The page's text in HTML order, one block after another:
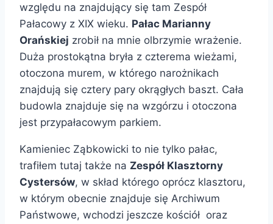
względu na znajdujący się tam Zespół
Pałacowy z XIX wieku. Pałac Marianny
Orańskiej zrobił na mnie olbrzymie wrażenie.
Duża prostokątna bryła z czterema wieżami,
otoczona murem, w którego narożnikach
znajdują się cztery pary okrągłych baszt. Cała
budowla znajduje się na wzgórzu i otoczona
jest przypałacowym parkiem.
Kamieniec Ząbkowicki to nie tylko pałac,
trafiłem tutaj także na Zespół Klasztorny
Cystersów, w skład którego oprócz klasztoru,
w którym obecnie znajduje się Archiwum
Państwowe, wchodzi jeszcze kościół oraz